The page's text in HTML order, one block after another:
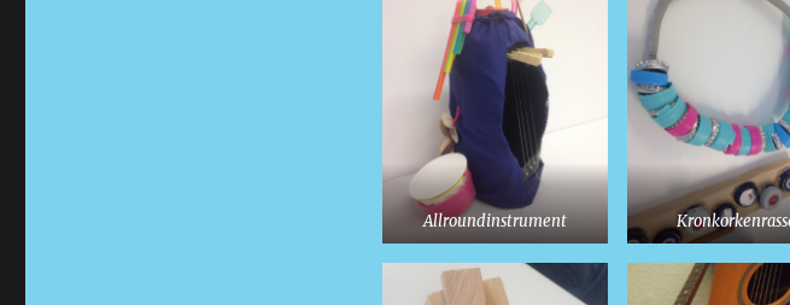
Allroundinstrument